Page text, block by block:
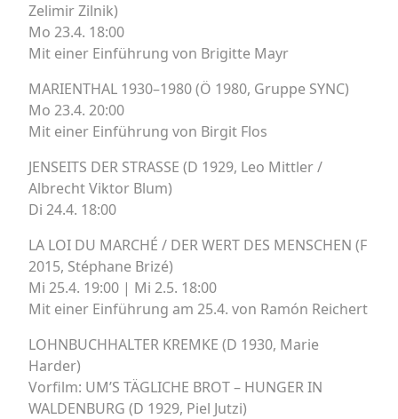
Zelimir Zilnik)
Mo 23.4. 18:00
Mit einer Einführung von Brigitte Mayr
MARIENTHAL 1930–1980 (Ö 1980, Gruppe SYNC)
Mo 23.4. 20:00
Mit einer Einführung von Birgit Flos
JENSEITS DER STRASSE (D 1929, Leo Mittler /
Albrecht Viktor Blum)
Di 24.4. 18:00
LA LOI DU MARCHÉ / DER WERT DES MENSCHEN (F
2015, Stéphane Brizé)
Mi 25.4. 19:00 | Mi 2.5. 18:00
Mit einer Einführung am 25.4. von Ramón Reichert
LOHNBUCHHALTER KREMKE (D 1930, Marie
Harder)
Vorfilm: UM’S TÄGLICHE BROT – HUNGER IN
WALDENBURG (D 1929, Piel Jutzi)